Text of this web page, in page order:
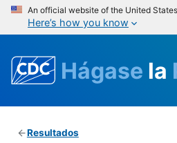
An official website of the United
Here’s how you know
Hágase la
Resultados